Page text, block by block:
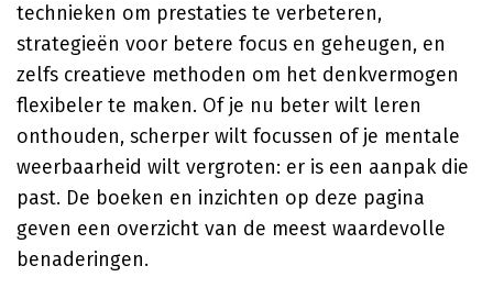
technieken om prestaties te verbeteren,
strategieën voor betere focus en geheugen, en
zelfs creatieve methoden om het denkvermogen
flexibeler te maken. Of je nu beter wilt leren
onthouden, scherper wilt focussen of je mentale
weerbaarheid wilt vergroten: er is een aanpak die
past. De boeken en inzichten op deze pagina
geven een overzicht van de meest waardevolle
benaderingen.